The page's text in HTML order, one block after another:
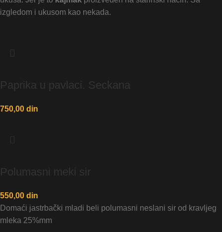
izgledom i ukusom kao nekada.
Paprika u pavlaci. Seckana
750,00 din
Polumasni meki sir
550,00 din
Domaći jastrbački mladi beli polumasni neslani sir od kravljeg
mleka 25%mm